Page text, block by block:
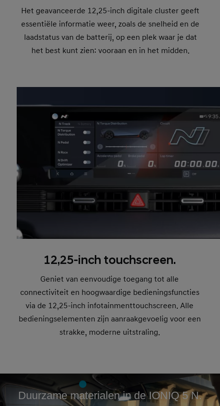
Het geavanceerde 12,25-inch digitale cluster geeft
essentiële informatie weer, zoals de snelheid en de
laadstatus van de batterij, op een plek waar je dat
het best kunt zien: vooraan en in het midden.
12,25-inch touchscreen.
Geniet van eenvoudige toegang tot alle
connectiviteit en hoogwaardige bedieningsfuncties
via de 12,25-inch infotainmenttouchscreen. Alle
bedieningselementen zijn aanraakgevoelig voor een
strakke, moderne uitstraling.
Duurzame materialen in de IONIQ 5 N.